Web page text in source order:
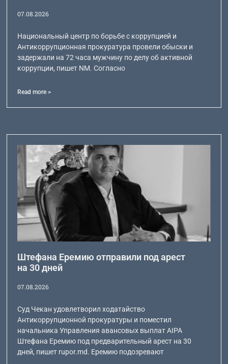
07.08.2026
Национальный центр по борьбе с коррупцией и
Антикоррупционная прокуратура провели обыски и
задержали на 72 часа мужчину по делу об активной
коррупции, пишет NM. Согласно
Read more >
Штефана Еремию отправили под арест
на 30 дней
07.08.2026
Суд Чекан удовлетворил ходатайство
Антикоррупционной прокуратуры и поместил
начальника Управления авансовых выплат AIPA
Штефана Еремию под предварительный арест на 30
дней, пишет rupor.md. Еремию подозревают